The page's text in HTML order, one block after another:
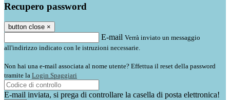
Recupero password
button close ×
E-mail Verrà inviato un messaggio
all'indirizzo indicato con le istruzioni necessarie.
Non hai una e-mail associata al nome utente? Effettua il reset della password
tramite la Login Spaggiari
E-mail inviata, si prega di controllare la casella di posta elettronica!